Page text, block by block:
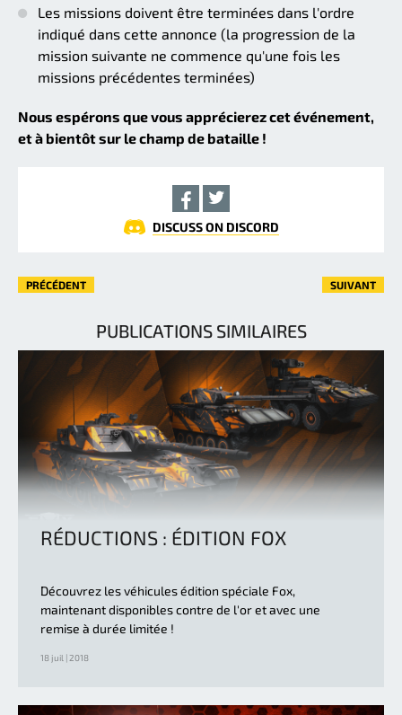
Les missions doivent être terminées dans l'ordre
indiqué dans cette annonce (la progression de la
mission suivante ne commence qu'une fois les
missions précédentes terminées)
Nous espérons que vous apprécierez cet événement,
et à bientôt sur le champ de bataille !
DISCUSS ON DISCORD
PRÉCÉDENT SUIVANT
PUBLICATIONS SIMILAIRES
RÉDUCTIONS : ÉDITION FOX
Découvrez les véhicules édition spéciale Fox,
maintenant disponibles contre de l'or et avec une
remise à durée limitée !
18 juil | 2018